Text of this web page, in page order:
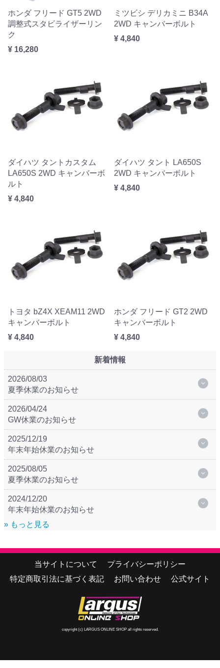
ホンダ フリード GT5 2WD
調整式スタビライザーリン
ク
¥ 16,280
ミツビシ デリカミニ B34A
2WD キャンバーボルト
¥ 4,840
ダイハツ タントカスタム
LA650S 2WD キャンバーボ
ルト
¥ 4,840
ダイハツ タント LA650S
2WD キャンバーボルト
¥ 4,840
トヨタ bZ4X XEAM11 2WD
キャンバーボルト
¥ 4,840
ホンダ フリード GT2 2WD
キャンバーボルト
¥ 4,840
新着情報
2026/08/03
夏季休業のお知らせ
2026/04/24
GW休業のお知らせ
2025/12/19
年末年始休業のお知らせ
2025/08/05
夏季休業のお知らせ
2024/12/20
年末年始休業のお知らせ
» もっと見る
当サイトについて
プライバシーポリシー
特定商取引法に基づく表記
お問い合わせ 公式サイト
copyright (c) LARGUS ONLINE SHOP all rights reserved.